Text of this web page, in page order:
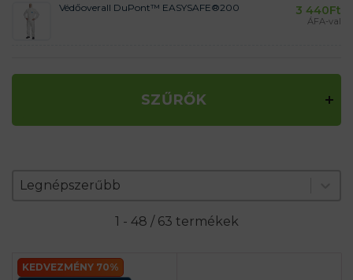
Védőoverall DuPont™ EASYSAFE®200 3 440Ft
ÁFA-val
SZŰRŐK
Zoradenie produktov
Sort content
Legnépszerűbb
Sort content
1 - 48 / 63 termékek
KEDVEZMÉNY 70%